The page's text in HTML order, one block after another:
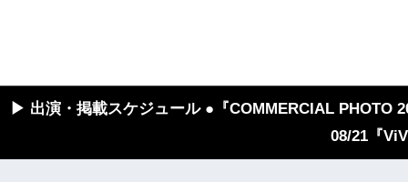
▶︎ 出演・掲載スケジュール ●『COMMERCIAL PHOTO
08/21『